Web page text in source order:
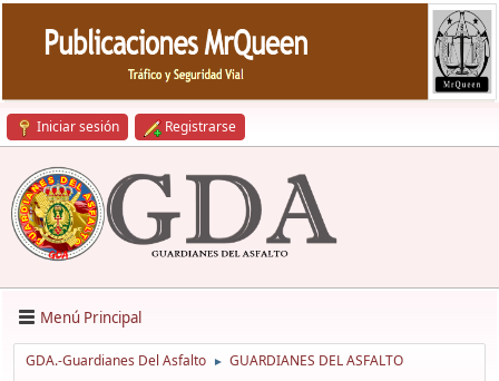
Iniciar sesión Registrarse
Menú Principal
GDA.-Guardianes Del Asfalto ► GUARDIANES DEL ASFALTO